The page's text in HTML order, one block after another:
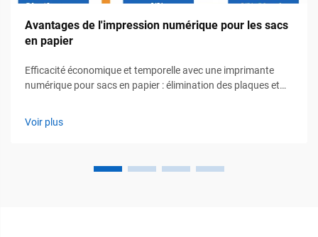
Avantages de l'impression numérique pour les sacs
en papier
Efficacité économique et temporelle avec une imprimante
numérique pour sacs en papier : élimination des plaques et
supprime ces plaques personnalisées coûteuses qui
Voir plus